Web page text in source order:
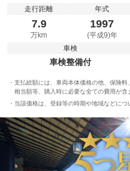
走行距離
7.9
万km
年式
1997
(平成9)年
車検
車検整備付
支払総額には、車両本体価格の他、保険
相当額等、購入時に必要な全ての費用が含
当該価格は、登録等の時期や地域などにつ